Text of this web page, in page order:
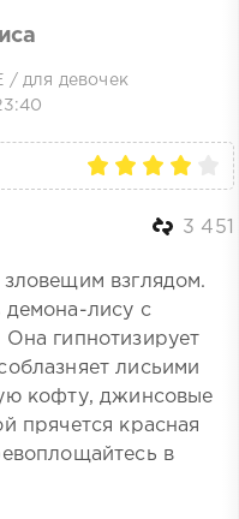
/ для девочек
3 451
взглядом.
демона-лису с
гипнотизирует
лисьими
кофту, джинсовые
прячется красная
в